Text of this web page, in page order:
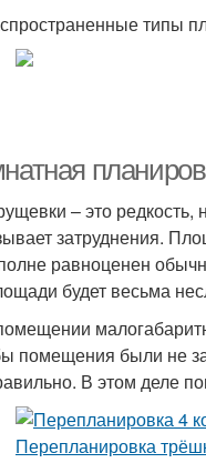
типы
– это редкость,
затруднения.
равноценен
будет весьма
помещения были не
В этом деле